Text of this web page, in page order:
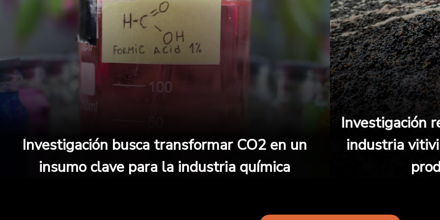
Investigación busca transformar CO2 en un
insumo clave para la industria química
Investigación
industria